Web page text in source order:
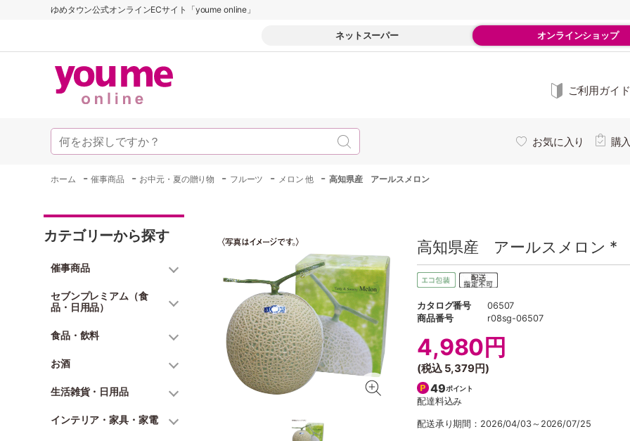
ゆめタウン公式オンラインECサイト「youme online」
ネットスーパー オンラインショップ
ご利用ガイド
お気に入り 購
ホーム -催事商品 - お中元・夏の贈り物 - フルーツ - メロン 他 - 高知県産 アールスメロン
カテゴリーから探す
催事商品
セブンプレミアム（食
品・日用品）
食品・飲料
お酒
生活雑貨・日用品
インテリア・家具・家電
高知県産 アールスメロン *
カタログ番号
06507
商品番号
r08sg-06507
4,980円
(税込 5,379円)
49ポイント
配達料込み
配送承り期間：2026/04/03～2026/07/25